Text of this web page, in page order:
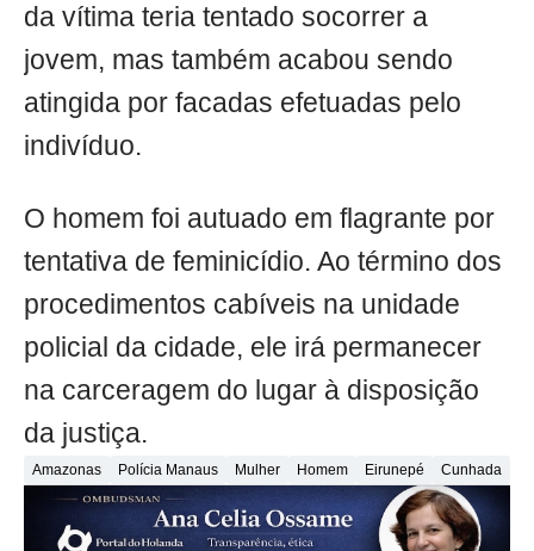
da vítima teria tentado socorrer a
jovem, mas também acabou sendo
atingida por facadas efetuadas pelo
indivíduo.
O homem foi autuado em flagrante por
tentativa de feminicídio. Ao término dos
procedimentos cabíveis na unidade
policial da cidade, ele irá permanecer
na carceragem do lugar à disposição
da justiça.
Amazonas Polícia Manaus Mulher Homem Eirunepé Cunhada